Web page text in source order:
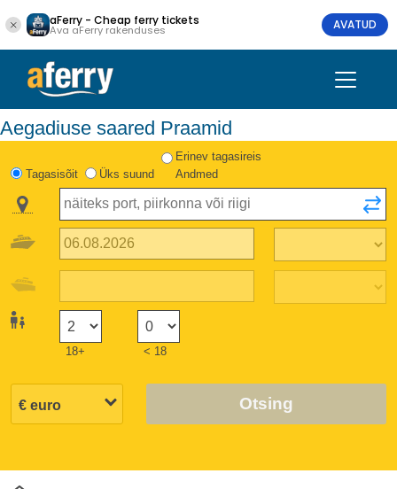
aFerry - Cheap ferry tickets
Ava aFerry rakenduses AVATUD
Aegadiuse saared Praamid
Tagasisõit Üks suund
Erinev tagasireis
Andmed
18+ < 18
Otsing